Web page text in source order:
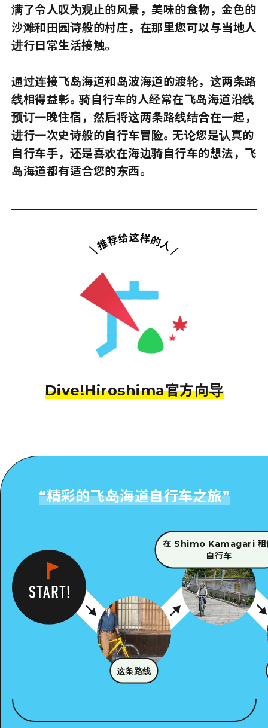
Dive!Hiroshima官方向导
满了令人叹为观止的风景，美味的食物，金色的
沙滩和田园诗般的村庄，在那里您可以与当地人
进行日常生活接触。
通过连接飞岛海道和岛波海道的渡轮，这两条路
线相得益彰。骑自行车的人经常在飞岛海道沿线
预订一晚住宿，然后将这两条路线结合在一起，
进行一次史诗般的自行车冒险。无论您是认真的
自行车手，还是喜欢在海边骑自行车的想法，飞
岛海道都有适合您的东西。
“精彩的飞岛海道自行车之旅”
这条路线
在 Shimo Kamagari 租
自行车